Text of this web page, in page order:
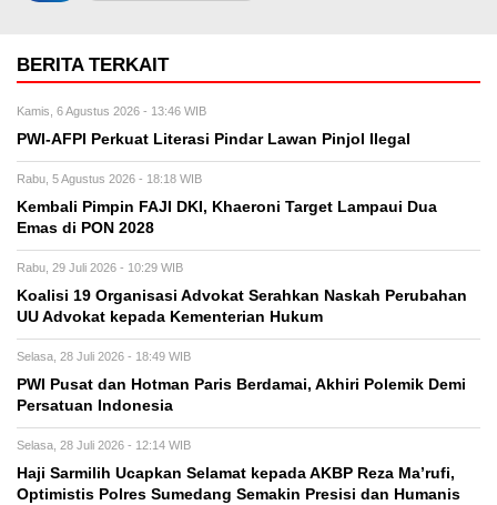
BERITA TERKAIT
Kamis, 6 Agustus 2026 - 13:46 WIB
PWI-AFPI Perkuat Literasi Pindar Lawan Pinjol Ilegal
Rabu, 5 Agustus 2026 - 18:18 WIB
Kembali Pimpin FAJI DKI, Khaeroni Target Lampaui Dua
Emas di PON 2028
Rabu, 29 Juli 2026 - 10:29 WIB
Koalisi 19 Organisasi Advokat Serahkan Naskah Perubahan
UU Advokat kepada Kementerian Hukum
Selasa, 28 Juli 2026 - 18:49 WIB
PWI Pusat dan Hotman Paris Berdamai, Akhiri Polemik Demi
Persatuan Indonesia
Selasa, 28 Juli 2026 - 12:14 WIB
Haji Sarmilih Ucapkan Selamat kepada AKBP Reza Ma’rufi,
Optimistis Polres Sumedang Semakin Presisi dan Humanis